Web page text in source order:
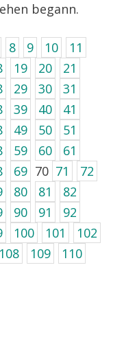
begann.
8 9 10
11
19 20
21
29 30
31
39 40
41
49 50
51
59 60
61
69 70 71
72
80 81
82
90 91
92
100 101
102
108 109
110